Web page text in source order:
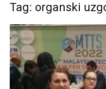
Tag: organski